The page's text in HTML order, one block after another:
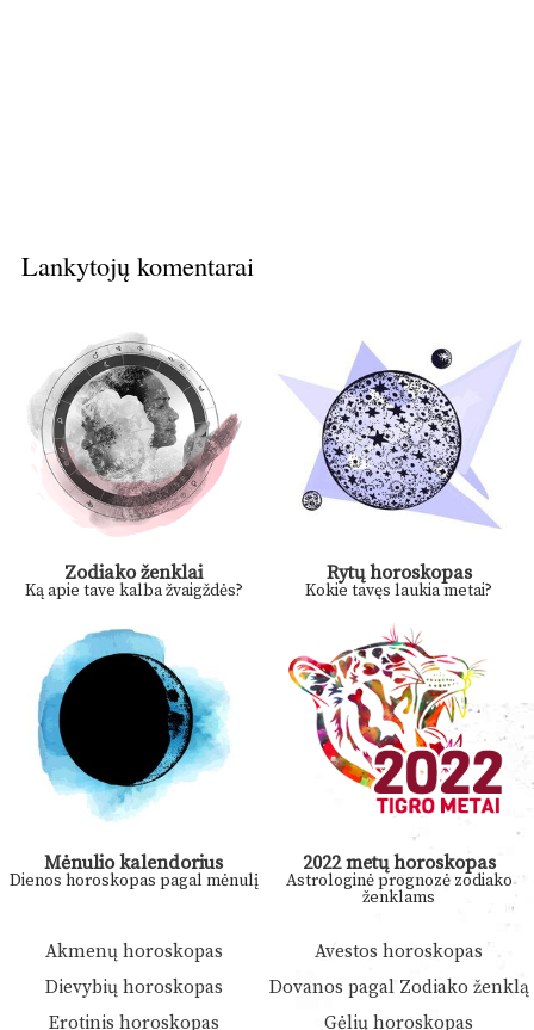
Lankytojų komentarai
Zodiako ženklai
Ką apie tave kalba žvaigždės?
Rytų horoskopas
Kokie tavęs laukia metai?
Mėnulio kalendorius
Dienos horoskopas pagal mėnulį
2022 metų horoskopas
Astrologinė prognozė zodiako
ženklams
Akmenų horoskopas
Avestos horoskopas
Dievybių horoskopas
Dovanos pagal Zodiako ženklą
Erotinis horoskopas
Gėlių horoskopas